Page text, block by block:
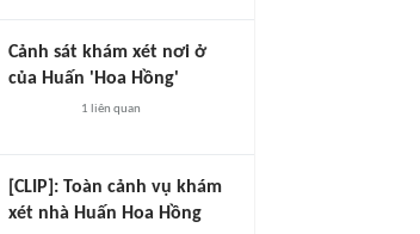
Cảnh sát khám xét nơi ở
của Huấn 'Hoa Hồng'
1 liên quan
[CLIP]: Toàn cảnh vụ khám
xét nhà Huấn Hoa Hồng